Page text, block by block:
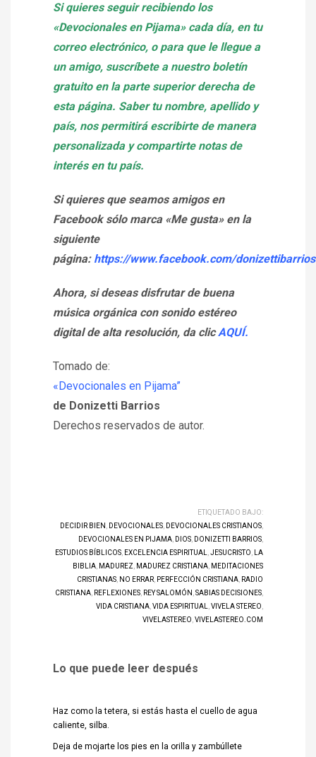
Si quieres seguir recibiendo los
«Devocionales en Pijama» cada día, en tu
correo electrónico, o para que le llegue a
un amigo, suscríbete a nuestro boletín
gratuito en la parte superior derecha de
esta página. Saber tu nombre, apellido y
país, nos permitirá escribirte de manera
personalizada y compartirte notas de
interés en tu país.
Si quieres que seamos amigos en
Facebook sólo marca «Me gusta» en la
siguiente
página: https://www.facebook.com/donizettibarrios
Ahora, si deseas disfrutar de buena
música orgánica con sonido estéreo
digital de alta resolución, da clicAQUÍ.
Tomado de:
«Devocionales en Pijama”
de Donizetti Barrios
Derechos reservados de autor.
ETIQUETADO BAJO:
DECIDIR BIEN
DEVOCIONALES DEVOCIONALES CRISTIANOS
DEVOCIONALES EN PIJAMA DIOS DONIZETTI BARRIOS
ESTUDIOS BÍBLICOS EXCELENCIA ESPIRITUAL JESUCRISTO
LA
BIBLIA MADUREZ MADUREZ CRISTIANA MEDITACIONES
CRISTIANAS NO ERRAR PERFECCIÓN CRISTIANA RADIO
CRISTIANA REFLEXIONES REY SALOMÓN SABIAS DECISIONES
VIDA CRISTIANA VIDA ESPIRITUAL VIVELA STEREO
VIVELASTEREO VIVELASTEREO.COM
Lo que puede leer después
Haz como la tetera, si estás hasta el cuello de agua
caliente, silba.
Deja de mojarte los pies en la orilla y zambúllete